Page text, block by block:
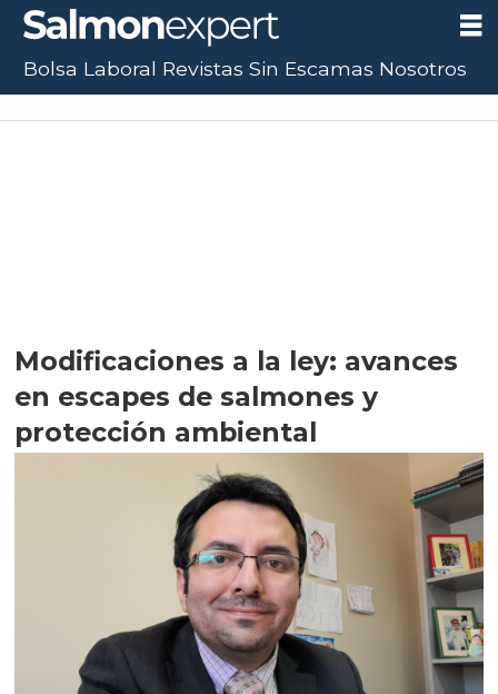
Modificaciones a la ley: avances
en escapes de salmones y
protección ambiental
Bolsa Laboral Revistas Sin Escamas Nosotros